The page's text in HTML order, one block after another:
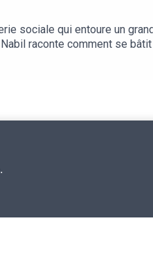
sociale qui entoure un
raconte comment se
l'après-mine.Avec Saad
véritable co-construction